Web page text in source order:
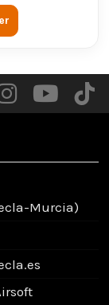
Murcia)